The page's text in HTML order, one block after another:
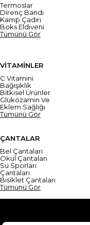
Termoslar
Direnç Bandı
Kamp Çadırı
Boks Eldiveni
Tümünü Gör
VİTAMİNLER
C Vitamini
Bağışıklık
Bitkisel Ürünler
Glukozamin Ve
Eklem Sağlığı
Tümünü Gör
ÇANTALAR
Bel Çantaları
Okul Çantaları
Su Sporları
Çantaları
Bisiklet Çantaları
Tümünü Gör